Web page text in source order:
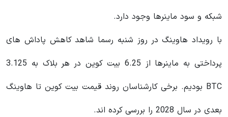
شبکه و سود ماینرها وجود دارد.
با رویداد هاوینگ در روز شنبه رسما شاهد کاهش پاداش های
پرداختی به ماینرها از 6.25 بیت کوین در هر بلاک به 3.125
BTC بودیم. برخی کارشناسان روند قیمت بیت کوین تا هاوینگ
بعدی در سال 2028 را بررسی کرده اند.